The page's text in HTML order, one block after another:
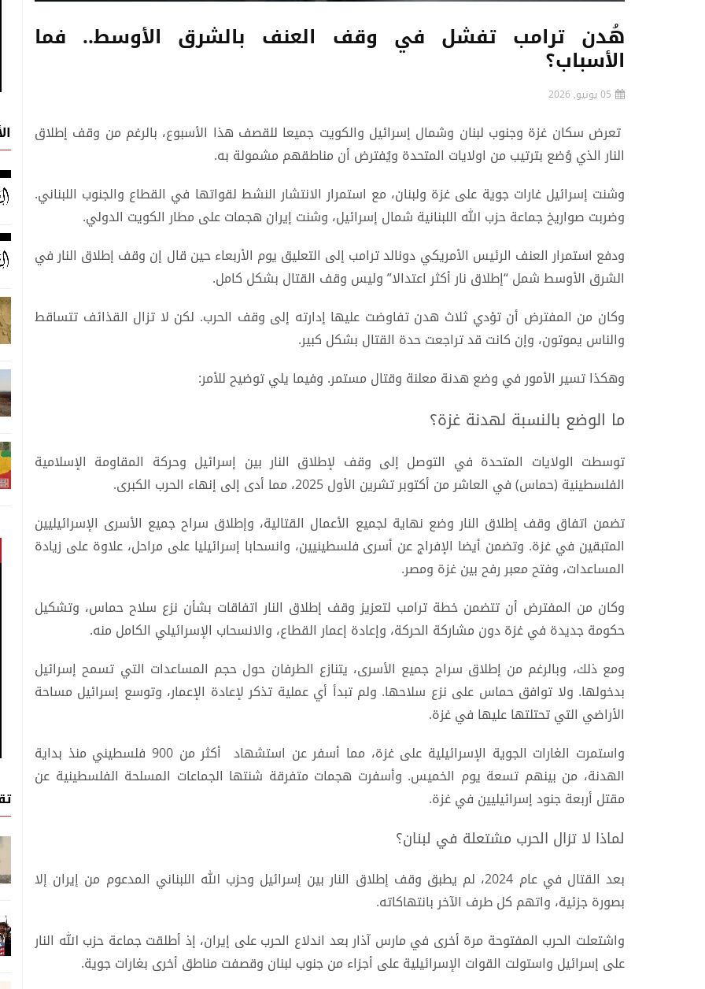
هُدن ترامب تفشل في وقف العنف بالشرق الأوسط.. فما
الأسباب؟
05 يونيو, 2026
تعرض سكان غزة وجنوب لبنان وشمال إسرائيل والكويت جميعا للقصف هذا الأسبوع، بالرغم من وقف إطلاق
النار الذي وُضع بترتيب من اولايات المتحدة ويُفترض أن مناطقهم مشمولة به.
وشنت إسرائيل غارات جوية على غزة ولبنان، مع استمرار الانتشار النشط لقواتها في القطاع والجنوب اللبناني.
وضربت صواريخ جماعة حزب الله اللبنانية شمال إسرائيل، وشنت إيران هجمات على مطار الكويت الدولي.
ودفع استمرار العنف الرئيس الأمريكي دونالد ترامب إلى التعليق يوم الأربعاء حين قال ‌إن وقف إطلاق النار في
الشرق الأوسط شمل “إطلاق نار أكثر اعتدالا” وليس وقف القتال بشكل كامل.
وكان من المفترض أن تؤدي ثلاث هدن تفاوضت عليها إدارته إلى وقف الحرب. لكن لا تزال القذائف تتساقط
والناس يموتون، وإن كانت قد تراجعت حدة القتال بشكل كبير.
وهكذا تسير الأمور في وضع هدنة معلنة وقتال مستمر. وفيما يلي توضيح للأمر:
ما الوضع بالنسبة لهدنة غزة؟
توسطت الولايات المتحدة في التوصل إلى وقف لإطلاق النار بين إسرائيل وحركة المقاومة الإسلامية
الفلسطينية (حماس) في العاشر من أكتوبر تشرين الأول 2025، مما أدى إلى إنهاء الحرب الكبرى.
تضمن اتفاق وقف إطلاق النار وضع نهاية لجميع الأعمال القتالية، وإطلاق سراح جميع الأسرى الإسرائيليين
المتبقين في غزة. وتضمن أيضا الإفراج عن أسرى فلسطينيين، وانسحابا إسرائيليا على مراحل، علاوة على زيادة
المساعدات، وفتح معبر رفح بين غزة ومصر.
وكان من المفترض أن تتضمن خطة ترامب لتعزيز وقف إطلاق النار اتفاقات بشأن نزع سلاح حماس، وتشكيل
حكومة جديدة في غزة دون مشاركة الحركة، وإعادة إعمار القطاع، والانسحاب الإسرائيلي الكامل منه.
ومع ذلك، وبالرغم من إطلاق سراح جميع الأسرى، يتنازع الطرفان حول حجم المساعدات التي تسمح إسرائيل
بدخولها. ولا توافق حماس على نزع سلاحها. ولم تبدأ أي عملية تذكر لإعادة الإعمار، وتوسع إسرائيل مساحة
الأراضي التي تحتلتها عليها في غزة.
واستمرت الغارات الجوية الإسرائيلية على غزة، مما أسفر عن استشهاد أكثر من 900 فلسطيني منذ بداية
الهدنة، من بينهم تسعة يوم الخميس. وأسفرت هجمات متفرقة شنتها الجماعات المسلحة الفلسطينية عن
مقتل أربعة جنود إسرائيليين في غزة.
لماذا لا تزال الحرب مشتعلة في لبنان؟
بعد القتال في عام 2024، لم يطبق وقف إطلاق النار بين إسرائيل وحزب الله اللبناني المدعوم من إيران إلا
بصورة جزئية، واتهم كل طرف الآخر بانتهاكاته.
واشتعلت الحرب المفتوحة مرة أخرى في مارس آذار بعد اندلاع الحرب على إيران، إذ أطلقت جماعة حزب الله النار
على إسرائيل واستولت القوات الإسرائيلية على أجزاء من جنوب لبنان وقصفت مناطق أخرى بغارات جوية.